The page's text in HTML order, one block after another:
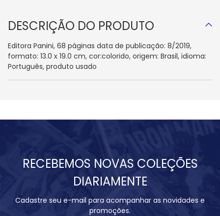
DESCRIÇÃO DO PRODUTO
Editora Panini, 68 páginas data de publicação: 8/2019,
formato: 13.0 x 19.0 cm, cor:colorido, origem: Brasil, idioma:
Português, produto usado
RECEBEMOS NOVAS COLEÇÕES
DIARIAMENTE
Cadastre seu e-mail para acompanhar as novidades e
promoções.